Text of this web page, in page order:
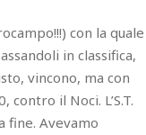
con la quale
in classifica,
vincono, ma con
il Noci. L’S.T.
fine. Avevamo